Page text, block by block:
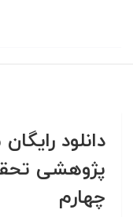
دانلود
پژوهشی
چهارم